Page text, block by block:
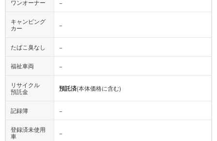
ワンオーナー −
キャンピング
カー
−
たばこ臭なし −
福祉車両 −
リサイクル
預託金
預託済(本体価格に含む)
記録簿 −
登録済未使用
車
−